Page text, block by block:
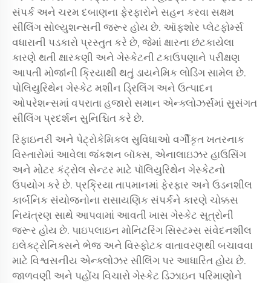
સંપર્ક અને ચરમ દબાણના ફેરફારોને સહન કરવા સક્ષમ
સીલિંગ સોલ્યુશન્સની જરૂર હોય છે. ઑફશોર પ્લેટફોર્મ્સ
વધારાની પડકારો પ્રસ્તુત કરે છે, જેમાં ક્ષારના છંટકાયેલા
કારણે થતી ક્ષારકણી અને ગેસ્કેટની ટકાઉપણાને પરીક્ષણ
આપતી મોજાંની ક્રિયાથી થતું ડાયનેમિક લોડિંગ સામેલ છે.
પોલિયુરિથેન ગેસ્કેટ મશીન ડ્રિલિંગ અને ઉત્પાદન
ઓપરેશન્સમાં વપરાતા હજારો સમાન એન્ક્લોઝર્સમાં સુસંગત
સીલિંગ પ્રદર્શન સુનિશ્ચિત કરે છે.
રિફાઇનરી અને પેટ્રોકેમિકલ સુવિધાઓ વર્ગીકૃત ખતરનાક
વિસ્તારોમાં આવેલા જંકશન બૉક્સ, એનાલાઇઝર હાઉસિંગ
અને મોટર કંટ્રોલ સેન્ટર માટે પૉલિયુરિથેન ગેસ્કેટનો
ઉપયોગ કરે છે. પ્રક્રિયા તાપમાનમાં ફેરફાર અને ઉડનશીલ
કાર્બનિક સંયોજનોના રાસાયણિક સંપર્કને કારણે ચોક્કસ
નિયંત્રણ સાથે આપવામાં આવતી ખાસ ગેસ્કેટ સૂત્રોની
જરૂર હોય છે. પાઇપલાઇન મોનિટરિંગ સિસ્ટમ્સ સંવેદનશીલ
ઇલેક્ટ્રોનિક્સને ભેજ અને વિસ્ફોટક વાતાવરણથી બચાવવા
માટે વિશ્વસનીય એન્ક્લોઝર સીલિંગ પર આધારિત હોય છે.
જાળવણી અને પહોંચ વિચારો ગેસ્કેટ ડિઝાઇન પરિમાણોને